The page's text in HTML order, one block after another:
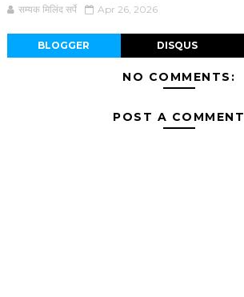
सम्यक मिलिंद सर्पे Apr 26, 2026
BLOGGER DISQUS
NO COMMENTS:
POST A COMMENT